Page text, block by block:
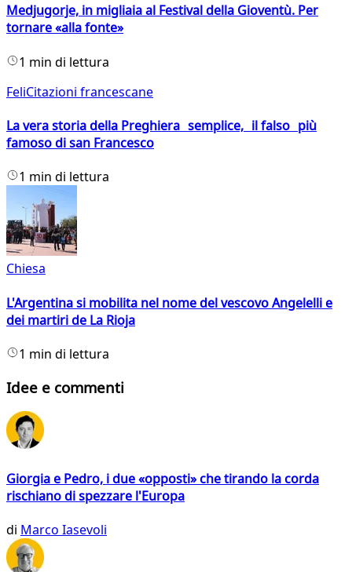
Medjugorje, in migliaia al Festival della Gioventù. Per
tornare «alla fonte»
1 min di lettura
FeliCitazioni francescane
La vera storia della Preghiera semplice, il falso più
famoso di san Francesco
1 min di lettura
Chiesa
L'Argentina si mobilita nel nome del vescovo Angelelli e
dei martiri de La Rioja
1 min di lettura
Idee e commenti
Giorgia e Pedro, i due «opposti» che tirando la corda
rischiano di spezzare l'Europa
di Marco Iasevoli